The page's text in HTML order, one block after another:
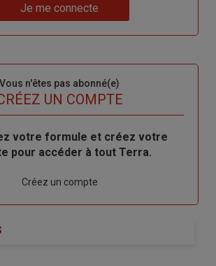
Je me connecte
Vous n'êtes pas abonné(e)
UN COMPTE
votre formule et créez votre
pour accéder à tout Terra.
Créez un compte